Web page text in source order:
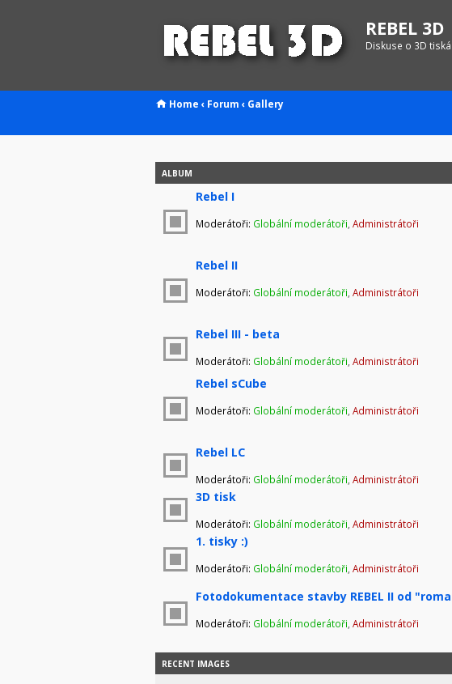
REBEL 3D
Diskuse o 3D
Home ‹ Forum ‹ Gallery
ALBUM
Rebel I
Moderátoři: Globální moderátoři Administrátoři
Rebel II
Moderátoři: Globální moderátoři Administrátoři
Rebel III - beta
Moderátoři: Globální moderátoři Administrátoři
Rebel sCube
Moderátoři: Globální moderátoři Administrátoři
Rebel LC
Moderátoři: Globální moderátoři Administrátoři
3D tisk
Moderátoři: Globální moderátoři Administrátoři
1. tisky :)
Moderátoři: Globální moderátoři Administrátoři
Fotodokumentace stavby REBEL II od
Moderátoři: Globální moderátoři Administrátoři
RECENT IMAGES